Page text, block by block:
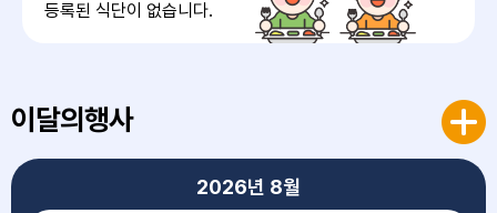
등록된 식단이 없습니다.
이달의행사
2026년 8월